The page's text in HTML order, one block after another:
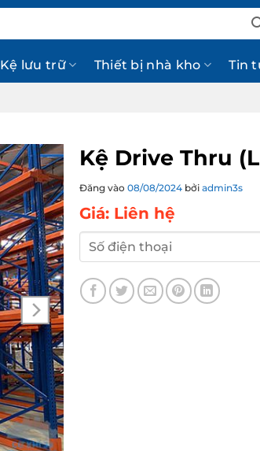
Kệ lưu trữ Thiết bị nhà kho Tin
Kệ Drive Thru
Đăng vào 08/08/2024 bởi admin3s
Giá: Liên hệ